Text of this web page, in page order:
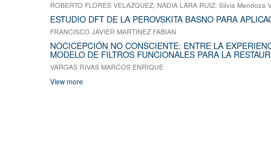
ROBERTO FLORES VELAZQUEZ; NADIA LARA RUIZ; Silvia Mendoza
ESTUDIO DFT DE LA PEROVSKITA BASNO PARA
FRANCISCO JAVIER MARTINEZ FABIAN
NOCICEPCIÓN NO CONSCIENTE: ENTRE LA
MODELO DE FILTROS FUNCIONALES PARA LA
VARGAS RIVAS MARCOS ENRIQUE
View more